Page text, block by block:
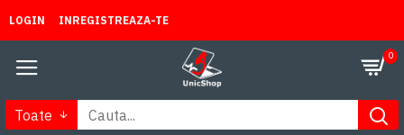
LOGIN INREGISTREAZA-TE
0
Toate